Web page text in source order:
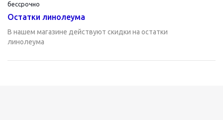
бессрочно
Остатки линолеума
В нашем магазине действуют скидки на остатки
линолеума